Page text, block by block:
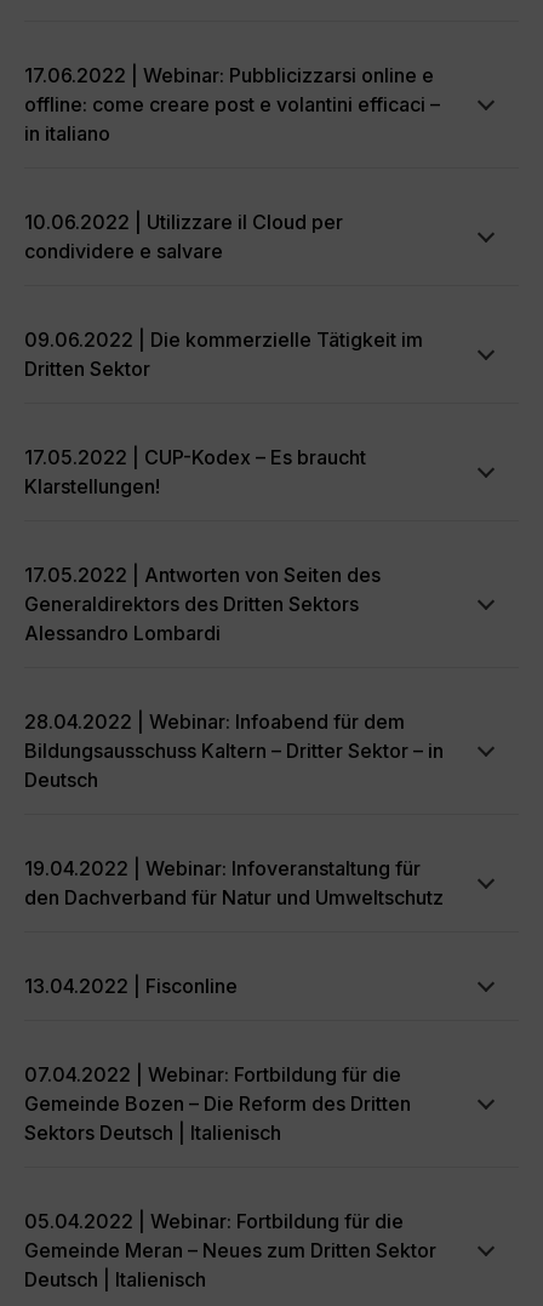
17.06.2022 | Webinar: Pubblicizzarsi online e
offline: come creare post e volantini efficaci –
in italiano
10.06.2022 | Utilizzare il Cloud per
condividere e salvare
09.06.2022 | Die kommerzielle Tätigkeit im
Dritten Sektor
17.05.2022 | CUP-Kodex – Es braucht
Klarstellungen!
17.05.2022 | Antworten von Seiten des
Generaldirektors des Dritten Sektors
Alessandro Lombardi
28.04.2022 | Webinar: Infoabend für dem
Bildungsausschuss Kaltern – Dritter Sektor – in
Deutsch
19.04.2022 | Webinar: Infoveranstaltung für
den Dachverband für Natur und Umweltschutz
13.04.2022 | Fisconline
07.04.2022 | Webinar: Fortbildung für die
Gemeinde Bozen – Die Reform des Dritten
Sektors Deutsch | Italienisch
05.04.2022 | Webinar: Fortbildung für die
Gemeinde Meran – Neues zum Dritten Sektor
Deutsch | Italienisch